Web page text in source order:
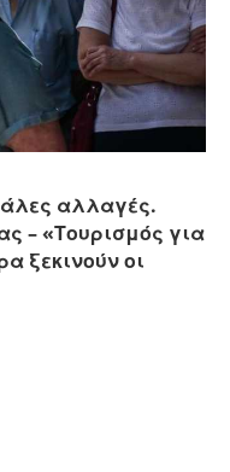
αλλαγές.
– «Τουρισμός για
ξεκινούν οι